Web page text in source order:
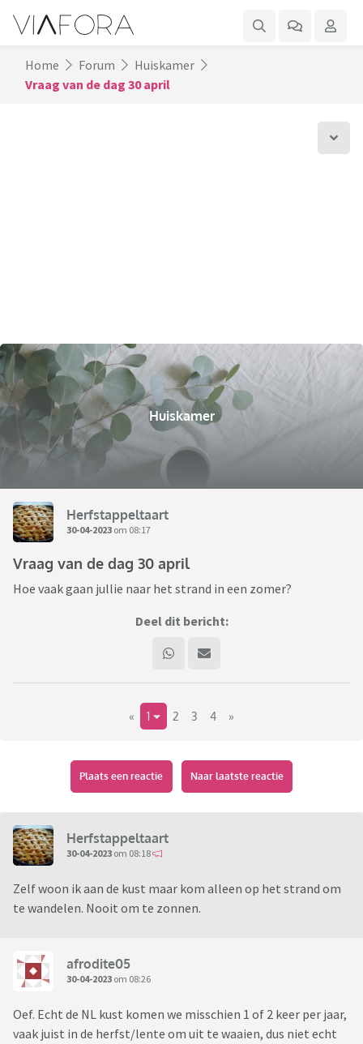
Home Forum
Huiskamer
Vraag van de dag 30 april
Huiskamer
Herfstappeltaart
30-04-2023 om 08:17
Vraag van de dag 30 april
Hoe vaak gaan jullie naar het strand in een zomer?
Deel dit bericht:
« 1 2 3 4 »
Plaats een reactie Naar laatste reactie
Herfstappeltaart
30-04-2023 om 08:18
Zelf woon ik aan de kust maar kom alleen op het strand om
te wandelen. Nooit om te zonnen.
afrodite05
30-04-2023 om 08:26
Oef. Echt de NL kust komen we misschien 1 of 2 keer per jaar,
vaak juist in de herfst/lente om uit te waaien, dus niet echt